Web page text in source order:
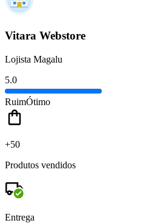
Vitara Webstore
Lojista Magalu
5.0
RuimÓtimo
+50
Produtos vendidos
Entrega